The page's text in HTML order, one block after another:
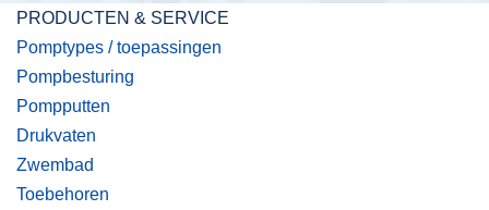
PRODUCTEN & SERVICE
Pomptypes / toepassingen
Pompbesturing
Pompputten
Drukvaten
Zwembad
Toebehoren